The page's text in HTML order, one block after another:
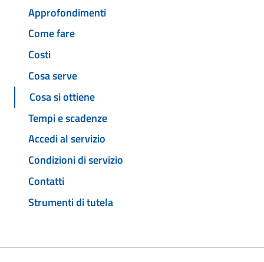
Approfondimenti
Come fare
Costi
Cosa serve
Cosa si ottiene
Tempi e scadenze
Accedi al servizio
Condizioni di servizio
Contatti
Strumenti di tutela